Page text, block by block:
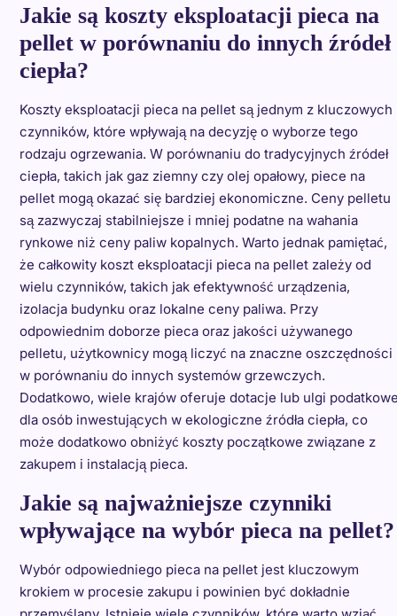
Jakie są koszty eksploatacji pieca na
pellet w porównaniu do innych źródeł
ciepła?
Koszty eksploatacji pieca na pellet są jednym z kluczowych
czynników, które wpływają na decyzję o wyborze tego
rodzaju ogrzewania. W porównaniu do tradycyjnych źródeł
ciepła, takich jak gaz ziemny czy olej opałowy, piece na
pellet mogą okazać się bardziej ekonomiczne. Ceny pelletu
są zazwyczaj stabilniejsze i mniej podatne na wahania
rynkowe niż ceny paliw kopalnych. Warto jednak pamiętać,
że całkowity koszt eksploatacji pieca na pellet zależy od
wielu czynników, takich jak efektywność urządzenia,
izolacja budynku oraz lokalne ceny paliwa. Przy
odpowiednim doborze pieca oraz jakości używanego
pelletu, użytkownicy mogą liczyć na znaczne oszczędności
w porównaniu do innych systemów grzewczych.
Dodatkowo, wiele krajów oferuje dotacje lub ulgi
dla osób inwestujących w ekologiczne źródła ciepła, co
może dodatkowo obniżyć koszty początkowe związane z
zakupem i instalacją pieca.
Jakie są najważniejsze czynniki
wpływające na wybór pieca na pellet?
Wybór odpowiedniego pieca na pellet jest kluczowym
krokiem w procesie zakupu i powinien być dokładnie